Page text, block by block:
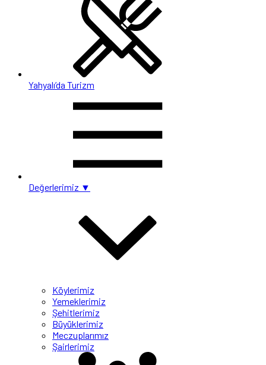
Yahyalı’da Turizm
Değerlerimiz ▼
Köylerimiz
Yemeklerimiz
Şehitlerimiz
Büyüklerimiz
Meczuplarımız
Şairlerimiz